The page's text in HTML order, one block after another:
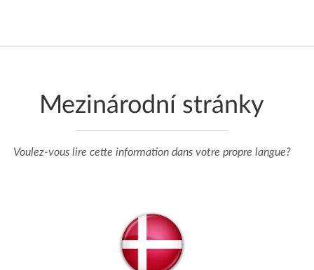
Mezinárodní stránky
Voulez-vous lire cette information dans votre propre langue?